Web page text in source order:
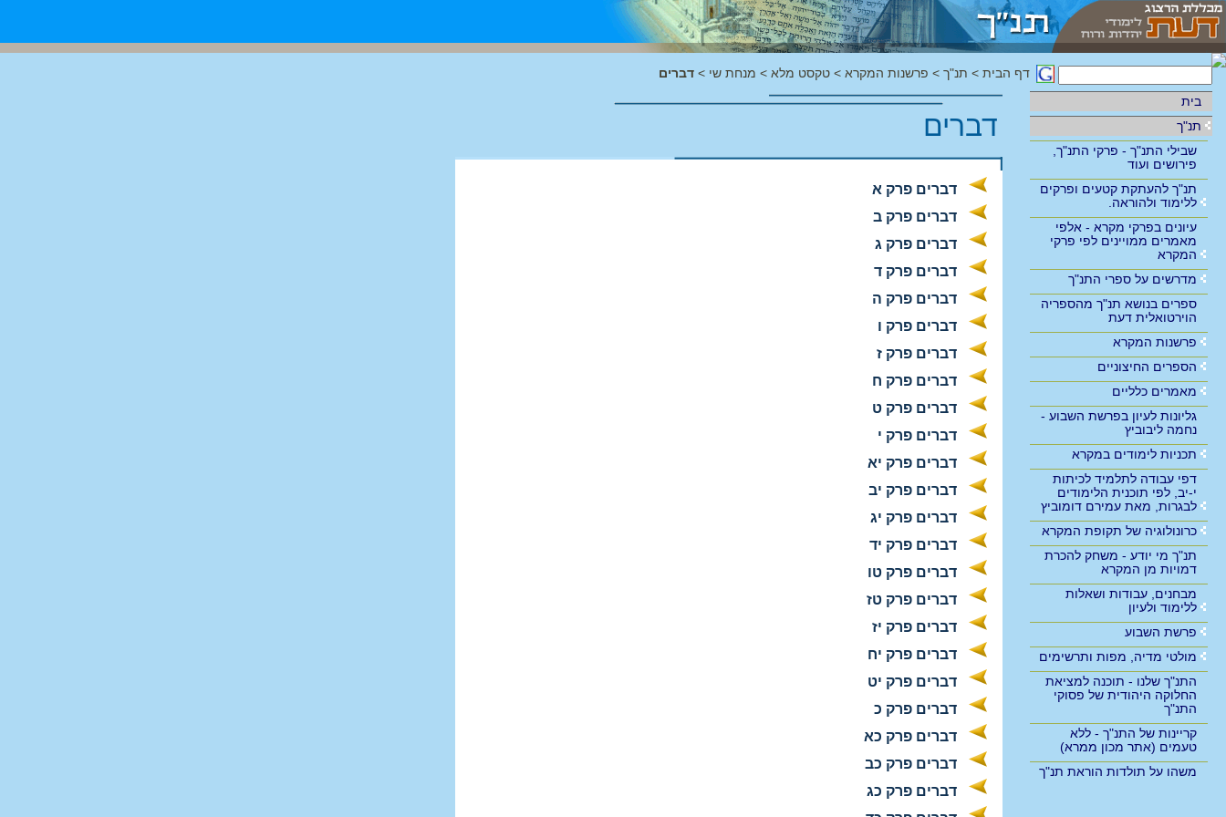
בית
תנ"ך
שבילי התנ"ך - פרקי התנ"ך,
פירושים ועוד
תנ"ך להעתקת קטעים ופרקים
ללימוד ולהוראה.
עיונים בפרקי מקרא - אלפי
מאמרים ממויינים לפי פרקי
המקרא
מדרשים על ספרי התנ"ך
ספרים בנושא תנ"ך מהספריה
הוירטואלית דעת
פרשנות המקרא
הספרים החיצוניים
מאמרים כלליים
גליונות לעיון בפרשת השבוע -
נחמה ליבוביץ
תכניות לימודים במקרא
דפי עבודה לתלמיד לכיתות
י-יב, לפי תוכנית הלימודים
לבגרות, מאת עמירם דומוביץ
כרונולוגיה של תקופת המקרא
תנ"ך מי יודע - משחק להכרת
דמויות מן המקרא
מבחנים, עבודות ושאלות
ללימוד ולעיון
פרשת השבוע
מולטי מדיה, מפות ותרשימים
התנ"ך שלנו - תוכנה למציאת
החלוקה היהודית של פסוקי
התנ"ך
קריינות של התנ"ך - ללא
טעמים (אתר מכון ממרא)
משהו על תולדות הוראת תנ"ך
דף הבית > תנ"ך > פרשנות המקרא > טקסט מלא > מנחת שי > דברים
דברים
דברים פרק א
דברים פרק ב
דברים פרק ג
דברים פרק ד
דברים פרק ה
דברים פרק ו
דברים פרק ז
דברים פרק ח
דברים פרק ט
דברים פרק י
דברים פרק יא
דברים פרק יב
דברים פרק יג
דברים פרק יד
דברים פרק טו
דברים פרק טז
דברים פרק יז
דברים פרק יח
דברים פרק יט
דברים פרק כ
דברים פרק כא
דברים פרק כב
דברים פרק כג